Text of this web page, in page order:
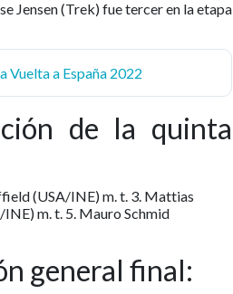
Jensen (Trek) fue tercer en la etapa
Vuelta a España 2022
de la quinta
(USA/INE) m. t. 3. Mattias
m. t. 5. Mauro Schmid
general final: